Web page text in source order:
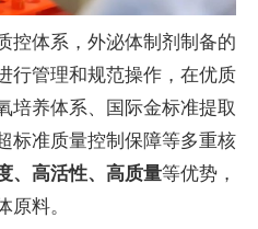
控体系，外泌体制剂制备的
行管理和规范操作，在优质
培养体系、国际金标准提取
标准质量控制保障等多重核
、高活性、高质量等优势，
原料。